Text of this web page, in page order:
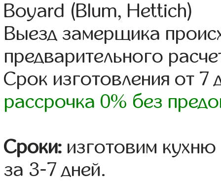
Boyard (Blum, Hettich)
Выезд замерщика
предварительного
Срок изготовления от 7
рассрочка 0% без
Сроки: изготовим
за 3-7 дней.